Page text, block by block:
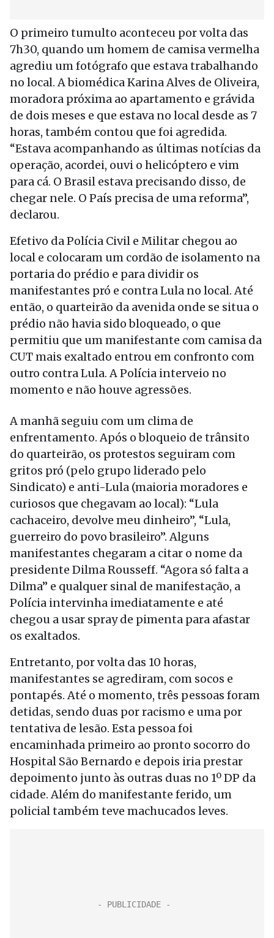
O primeiro tumulto aconteceu por volta das
7h30, quando um homem de camisa vermelha
agrediu um fotógrafo que estava trabalhando
no local. A biomédica Karina Alves de Oliveira,
moradora próxima ao apartamento e grávida
de dois meses e que estava no local desde as 7
horas, também contou que foi agredida.
“Estava acompanhando as últimas notícias da
operação, acordei, ouvi o helicóptero e vim
para cá. O Brasil estava precisando disso, de
chegar nele. O País precisa de uma reforma”,
declarou.
Efetivo da Polícia Civil e Militar chegou ao
local e colocaram um cordão de isolamento na
portaria do prédio e para dividir os
manifestantes pró e contra Lula no local. Até
então, o quarteirão da avenida onde se situa o
prédio não havia sido bloqueado, o que
permitiu que um manifestante com camisa da
CUT mais exaltado entrou em confronto com
outro contra Lula. A Polícia interveio no
momento e não houve agressões.
A manhã seguiu com um clima de
enfrentamento. Após o bloqueio de trânsito
do quarteirão, os protestos seguiram com
gritos pró (pelo grupo liderado pelo
Sindicato) e anti-Lula (maioria moradores e
curiosos que chegavam ao local): “Lula
cachaceiro, devolve meu dinheiro”, “Lula,
guerreiro do povo brasileiro”. Alguns
manifestantes chegaram a citar o nome da
presidente Dilma Rousseff. “Agora só falta a
Dilma” e qualquer sinal de manifestação, a
Polícia intervinha imediatamente e até
chegou a usar spray de pimenta para afastar
os exaltados.
Entretanto, por volta das 10 horas,
manifestantes se agrediram, com socos e
pontapés. Até o momento, três pessoas foram
detidas, sendo duas por racismo e uma por
tentativa de lesão. Esta pessoa foi
encaminhada primeiro ao pronto socorro do
Hospital São Bernardo e depois iria prestar
depoimento junto às outras duas no 1º DP da
cidade. Além do manifestante ferido, um
policial também teve machucados leves.